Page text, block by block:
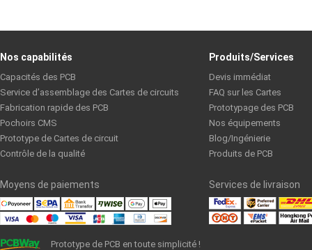
Nos capabilités
Capacités des PCB
Service d’assemblage des Cartes de circuits
Fabrication rapide des PCB
Pochoirs CMS
Prototype de Cartes de circuit
Contrôle de la qualité
Produits/Services
Devis immédiat
FAQ sur les Cartes
Prototypage des PCB
Nos équipements
Blog/Ingénierie
Produits de PCB
Moyens de paiements Services de livraison
Prototype de PCB en toute simplicité !